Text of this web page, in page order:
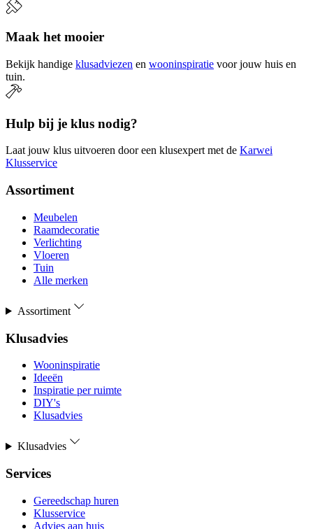
Maak het mooier
Bekijk handige klusadviezen en wooninspiratie voor jouw huis en
tuin.
Hulp bij je klus nodig?
Laat jouw klus uitvoeren door een klusexpert met de Karwei
Klusservice
Assortiment
Meubelen
Raamdecoratie
Verlichting
Vloeren
Tuin
Alle merken
Assortiment
Klusadvies
Wooninspiratie
Ideeën
Inspiratie per ruimte
DIY's
Klusadvies
Klusadvies
Services
Gereedschap huren
Klusservice
Advies aan huis